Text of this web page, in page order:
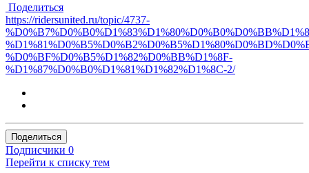
Поделиться
https://ridersunited.ru/topic/4737-
%D0%BF%D0%B5%D1%82%D0%BB%D1%8F-
%D1%87%D0%B0%D1%81%D1%82%D1%8C-2/
Поделиться
Подписчики 0
Перейти к списку тем